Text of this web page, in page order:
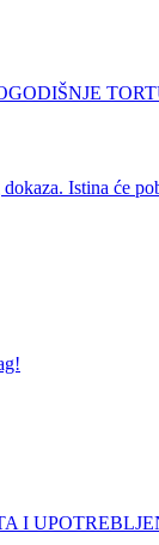
Istina će
I